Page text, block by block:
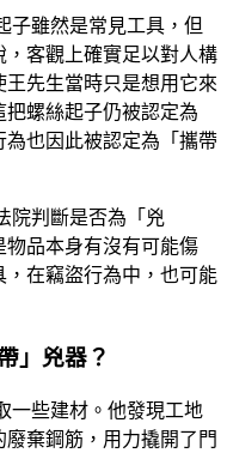
子雖然是常見工具，但
客觀上確實足以對人構
先生當時只是想用它來
螺絲起子仍被認定為
為也因此被認定為「攜帶
院判斷是否為「兇
品本身有沒有可能傷
在竊盜行為中，也可能
」兇器？
一些建材。他發現工地
棄鋼筋，用力撬開了門